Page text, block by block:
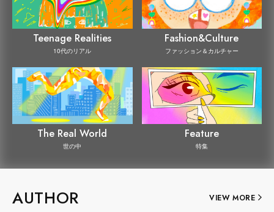
Teenage Realities
10代のリアル
Fashion&Culture
ファッション＆カルチャー
The Real World
世の中
Feature
特集
AUTHOR VIEW MORE